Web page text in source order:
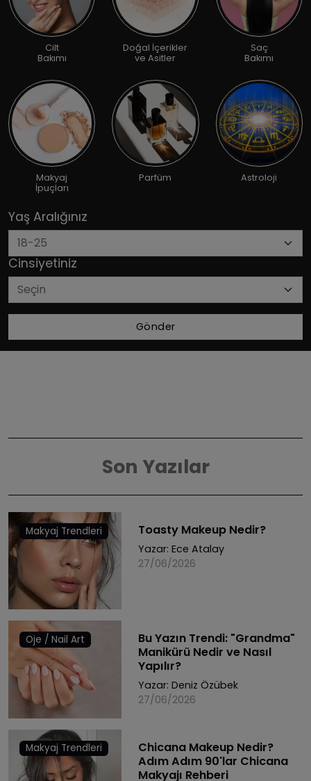
Cilt
Bakımı
Doğal İçerikler
ve Asitler
Saç
Bakımı
Makyaj
İpuçları
Parfüm Astroloji
Yaş Aralığınız
Cinsiyetiniz
Gönder
Son Yazılar
Makyaj Trendleri Toasty Makeup Nedir?
Yazar: Ece Atalay
27/06/2026
Oje / Nail Art
Bu Yazın Trendi: "Grandma"
Manikürü Nedir ve Nasıl
Yapılır?
Yazar: Deniz Özübek
27/06/2026
Makyaj Trendleri
Chicana Makeup Nedir?
Adım Adım 90'lar Chicana
Makyajı Rehberi